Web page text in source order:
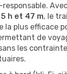
5 h et 47 m, le
la plus efficace
de
les